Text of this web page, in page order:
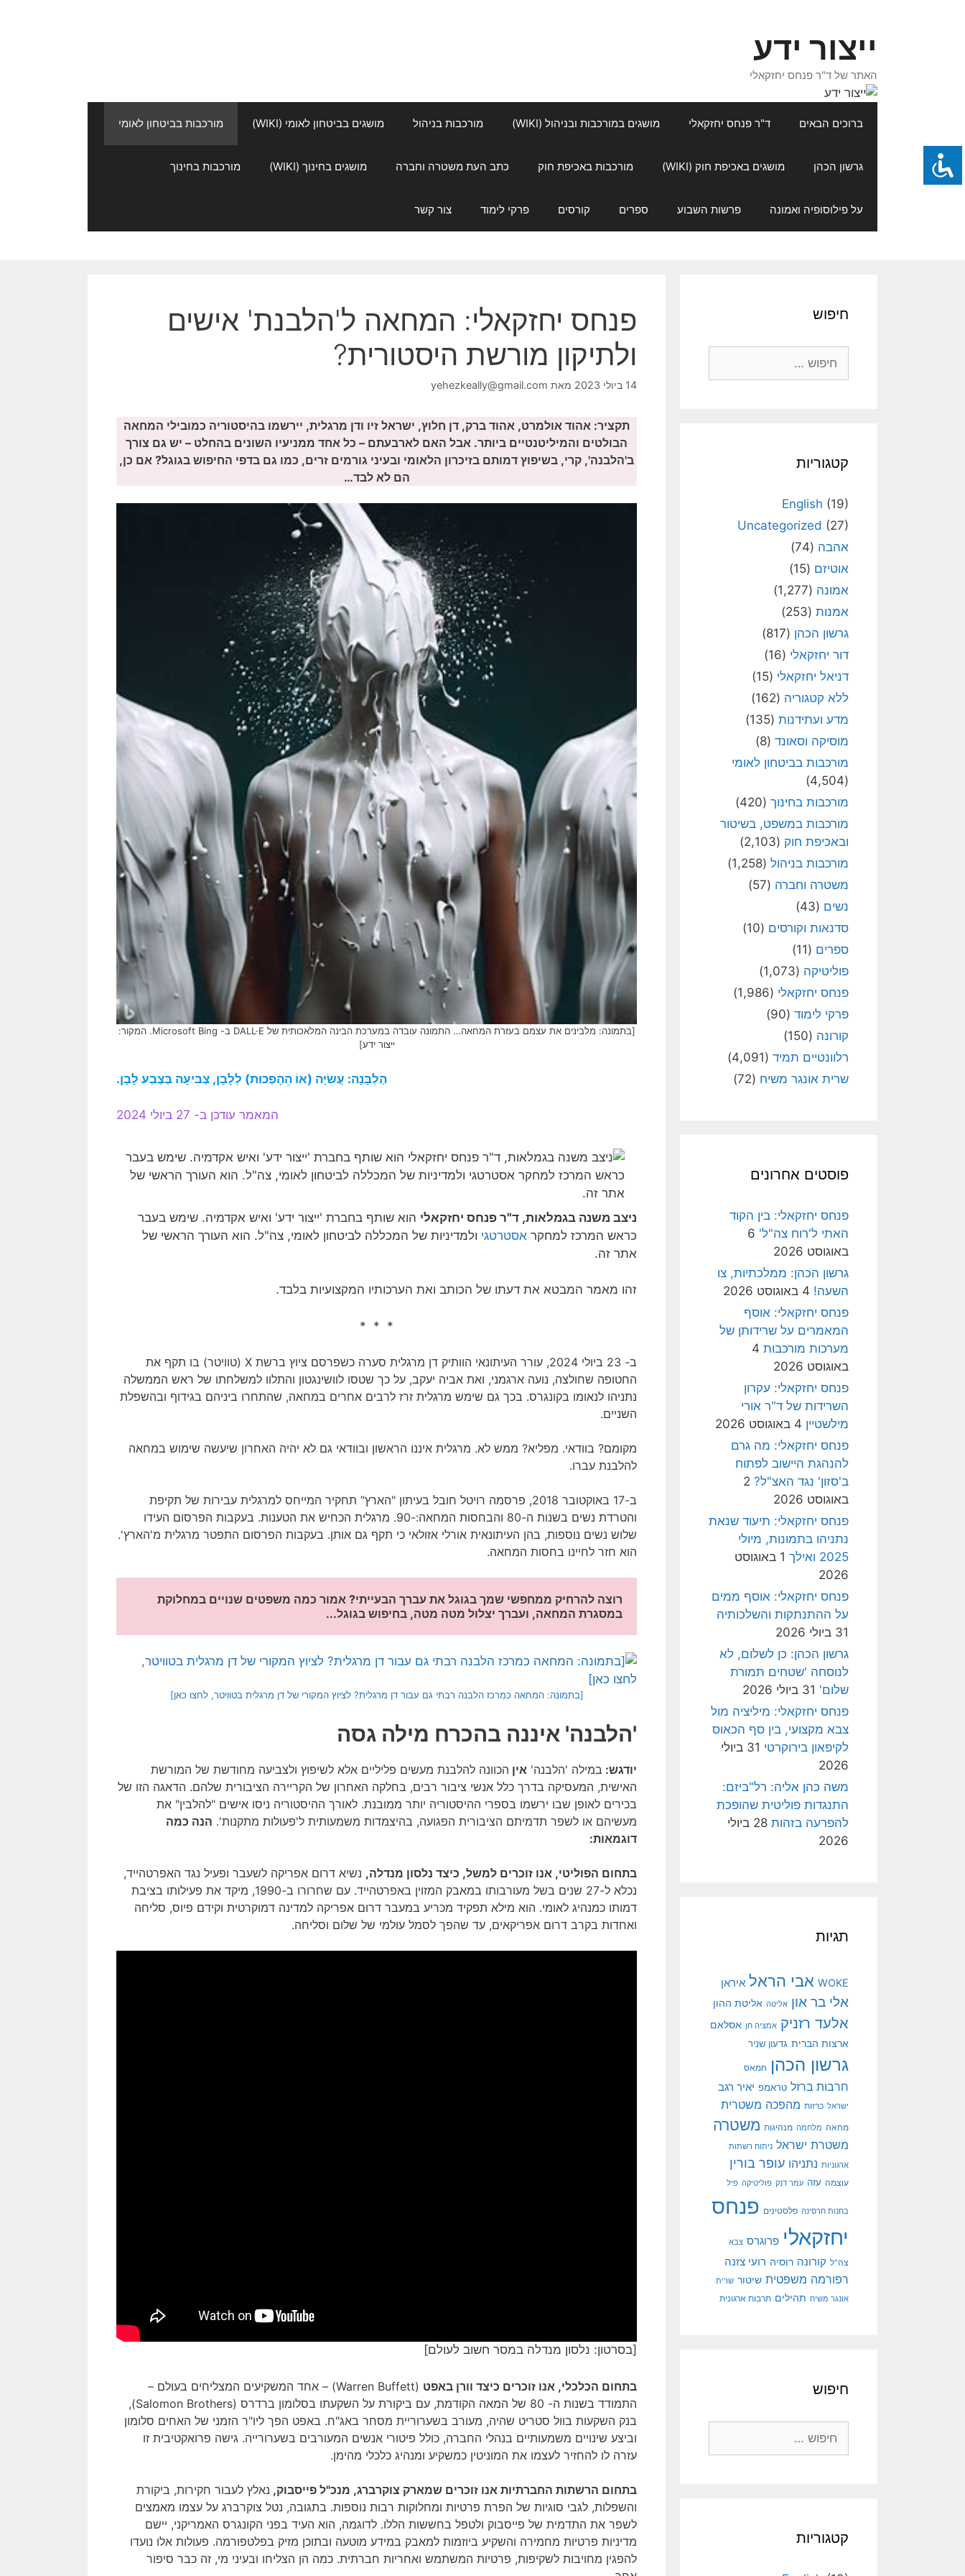
ייצור ידע
האתר של ד"ר פנחס יחזקאלי
ברוכים הבאים ד"ר פנחס יחזקאלי מושגים במורכבות ובניהול (WIKI) מורכבות בניהול מושגים בביטחון לאומי (WIKI) מורכבות בביטחון לאומי
גרשון הכהן מושגים באכיפת חוק (WIKI) מורכבות באכיפת חוק כתב העת משטרה וחברה מושגים בחינוך (WIKI) מורכבות בחינוך
על פילוסופיה ואמונה פרשות השבוע ספרים קורסים פרקי לימוד צור קשר
פנחס יחזקאלי: המחאה ל'הלבנת' אישים
ולתיקון מורשת היסטורית?
14 ביולי 2023 מאת yehezkeally@gmail.com
תקציר: אהוד אולמרט, אהוד ברק, דן חלוץ, ישראל זיו ודן מרגלית, יירשמו בהיסטוריה כמובילי המחאה
הבולטים והמיליטנטיים ביותר. אבל האם לארבעתם – כל אחד ממניעיו השונים בהחלט – יש גם צורך
ב'הלבנה', קרי, בשיפוץ דמותם בזיכרון הלאומי ובעיני גורמים זרים, כמו גם בדפי החיפוש בגוגל? אם כן,
הם לא לבד…
[בתמונה: מלבינים את עצמם בעזרת המחאה… התמונה עובדה במערכת הבינה המלאכותית של DALL·E ב- Microsoft Bing. המקור:
ייצור ידע]
הַלְבָּנָה: עֲשִׂיָּה (אוֹ הֵהָפְכוּת) לְלָבָן, צְבִיעָה בְּצֶבַע לָבָן.
המאמר עודכן ב- 27 ביולי 2024
ניצב משנה בגמלאות, ד"ר פנחס יחזקאלי הוא שותף בחברת 'ייצור ידע' ואיש אקדמיה. שימש בעבר
כראש המרכז למחקר אסטרטגי ולמדיניות של המכללה לביטחון לאומי, צה"ל. הוא העורך הראשי של
אתר זה.
זהו מאמר המבטא את דעתו של הכותב ואת הערכותיו המקצועיות בלבד.
* * *
ב- 23 ביולי 2024, עורר העיתונאי הוותיק דן מרגלית סערה כשפרסם ציוץ ברשת X (טוויטר) בו תקף את
החטופה שחולצה, נועה ארגמני, ואת אביה יעקב, על כך שטסו לוושינגטון והתלוו למשלחתו של ראש הממשלה
נתניהו לנאומו בקונגרס. בכך גם שימש מרגלית זרז לרבים אחרים במחאה, שהתחרו ביניהם בגידוף ובהשפלת
השניים.
מקומם? בוודאי. מפליא? ממש לא. מרגלית איננו הראשון ובוודאי גם לא יהיה האחרון שיעשה שימוש במחאה
להלבנת עברו.
ב-17 באוקטובר 2018, פרסמה רויטל חובל בעיתון "הארץ" תחקיר המייחס למרגלית עבירות של תקיפת
והטרדת נשים בשנות ה-80 והבחסות המחאה:-90. מרגלית הכחיש את הטענות. בעקבות הפרסום העידו
שלוש נשים נוספות, בהן העיתונאית אורלי אזולאי כי תקף גם אותן. בעקבות הפרסום התפטר מרגלית מ'הארץ'.
הוא חזר לחיינו בחסות המחאה.
במסגרת המחאה, ועברך יצלול מטה מטה, בחיפוש בגוגל...
[בתמונה: המחאה כמרכז הלבנה רבתי גם עבור דן מרגלית? לציוץ המקורי של דן מרגלית בטוויטר, לחצו כאן]
'הלבנה' איננה בהכרח מילה גסה
יודגש: במילה 'הלבנה' אין הכוונה להלבנת מעשים פליליים אלא לשיפוץ ולצביעה מחודשת של המורשת
האישית, המעסיקה בדרך כלל אנשי ציבור רבים, בחלקה האחרון של הקריירה הציבורית שלהם. הדאגה הזו של
בכירים לאופן שבו ירשמו בספרי ההיסטוריה יותר ממובנת. לאורך ההיסטוריה ניסו אישים "להלבין" את
מעשיהם או לשפר תדמיתם הציבורית הפגועה, בהיצמדות משמעותית ל'פעולות מתקנות'. הנה כמה
דוגמאות:
בתחום הפוליטי, אנו זוכרים למשל, כיצד נלסון מנדלה, נשיא דרום אפריקה לשעבר ופעיל נגד האפרטהייד,
נכלא ל-27 שנים בשל מעורבותו במאבק המזוין באפרטהייד. עם שחרורו ב-1990, מיקד את פעילותו בציבת
דמותו כמנהיג לאומי. הוא מילא תפקיד מכריע במעבר דרום אפריקה למדינה דמוקרטית וקידם פיוס, סליחה
ואחדות בקרב דרום אפריקאים, עד שהפך לסמל עולמי של שלום וסליחה.
[בסרטון: נלסון מנדלה במסר חשוב לעולם]
בתחום הכלכלי, אנו זוכרים כיצד וורן באפט
(Warren Buffett) – אחד המשקיעים המצליחים בעולם –
התמודד בשנות ה- 80 של המאה הקודמת, עם ביקורת על השקעתו בסלומון ברדרס (Salomon Brothers),
בנק השקעות בוול סטריט שהיה, מעורב בשערוריית מסחר באג"ח. באפט הפך ליו"ר הזמני של האחים סלומון
וביצע שינויים משמעותיים בנהלי החברה, כולל פיטורי אנשים המעורבים בשערורייה. גישה פרואקטיבית זו
עזרה לו להחזיר לעצמו את המוניטין כמשקיע ומנהיג כלכלי מהימן.
בתחום הרשתות החברתיות אנו זוכרים שמארק צוקרברג, מנכ"ל פייסבוק, נאלץ לעבור חקירות, ביקורת
והשפלות, לגבי סוגיות של הפרת פרטיות ומחלוקות רבות נוספות. בתגובה, נטל צוקרברג על עצמו מאמצים
לשפר את התדמית של פייסבוק ולטפל בחששות הללו. לדוגמה, הוא העיד בפני הקונגרס האמריקני, יישם
מדיניות פרטיות מחמירה והשקיע ביוזמות למאבק במידע מוטעה ובתוכן מזיק בפלטפורמה. פעולות אלו נועדו
להפגין מחויבות לשקיפות, פרטיות המשתמש ואחריות חברתית. כמה הן הצליחו ובעיני מי, זה כבר סיפור
חיפוש
קטגוריות
English (19)
Uncategorized (27)
אהבה (74)
אוטיזם (15)
אמונה (1,277)
אמנות (253)
גרשון הכהן (817)
דור יחזקאלי (16)
דניאל יחזקאלי (15)
ללא קטגוריה (162)
מדע ועתידנות (135)
מוסיקה וסאונד (8)
מורכבות בביטחון לאומי
(4,504)
מורכבות בחינוך (420)
מורכבות במשפט, בשיטור
ובאכיפת חוק (2,103)
מורכבות בניהול (1,258)
משטרה וחברה (57)
נשים (43)
סדנאות וקורסים (10)
ספרים (11)
פוליטיקה (1,073)
פנחס יחזקאלי (1,986)
פרקי לימוד (90)
קורונה (150)
רלוונטיים תמיד (4,091)
שרית אונגר משיח (72)
פוסטים אחרונים
פנחס יחזקאלי: בין הקוד
האתי ל'רוח צה"ל' 6
באוגוסט 2026
גרשון הכהן: ממלכתיות, צו
השעה! 4 באוגוסט 2026
פנחס יחזקאלי: אוסף
המאמרים על שרידותן של
מערכות מורכבות 4
באוגוסט 2026
פנחס יחזקאלי: עקרון
השרידות של ד"ר אורי
מילשטיין 4 באוגוסט 2026
פנחס יחזקאלי: מה גרם
להנהגת היישוב לפתוח
ב'סזון' נגד האצ"ל? 2
באוגוסט 2026
פנחס יחזקאלי: תיעוד שנאת
נתניהו בתמונות, מיולי
2025 ואילך
1 באוגוסט
2026
פנחס יחזקאלי: אוסף ממים
על ההתנתקות והשלכותיה
31 ביולי 2026
גרשון הכהן: כן לשלום, לא
לנוסחה 'שטחים תמורת
שלום' 31 ביולי 2026
פנחס יחזקאלי: מיליציה מול
צבא מקצועי, בין סף הכאוס
לקיפאון בירוקרטי
31 ביולי
2026
משה כהן אליה: רל"ביזם:
התנגדות פוליטית שהופכת
להפרעה בזהות
28 ביולי
2026
תגיות
WOKE אבי הראל איראן
אלי בר און אליטה אליטת ההון
אלעד רזניק אמציה חן אסלאם
ארצות הברית גדעון שניר
גרשון הכהן חמאס
חרבות ברזל טראמפ יאיר רגב
ישראל כרזות מהפכה משטרית
מחאה מלחמה מנהיגות משטרה
משטרת ישראל ניתוח רשתות
ארגוניות נתניהו עופר בורין
עוצמה עזה עמר דנק פוליטיקה פיל
בחנות חרסינה פלסטינים פנחס
יחזקאלי פרוגרס צבא
צה"ל קורונה רוסיה רועי צזנה
רפורמה משפטית שיטור שרית
אונגר משיח תהילים תרבות ארגונית
חיפוש
קטגוריות